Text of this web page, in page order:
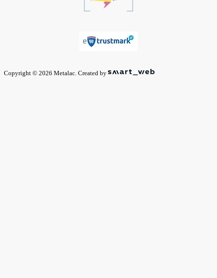
Copyright © 2026 Metalac. Created by